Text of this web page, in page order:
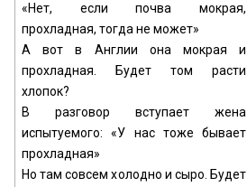
«Нет, если почва мокрая,
прохладная, тогда не может»
А вот в Англии она мокрая и
прохладная. Будет том расти
хлопок?
В разговор вступает жена
испытуемого: «У нас тоже бывает
прохладная»
Но там совсем холодно и сыро. Будет